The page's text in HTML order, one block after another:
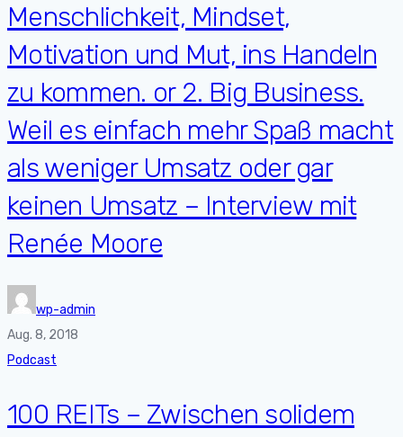
Menschlichkeit, Mindset,
Motivation und Mut, ins Handeln
zu kommen. or 2. Big Business.
Weil es einfach mehr Spaß macht
als weniger Umsatz oder gar
keinen Umsatz – Interview mit
Renée Moore
wp-admin
Aug. 8, 2018
Podcast
100 REITs – Zwischen solidem